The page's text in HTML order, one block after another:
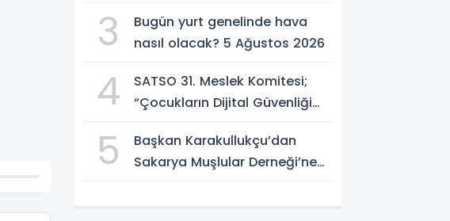
Yuva
3
Bugün yurt genelinde hava
nasıl olacak? 5 Ağustos 2026
4
SATSO 31. Meslek Komitesi;
“Çocukların Dijital Güvenliği
5
Başkan Karakullukçu’dan
Sakarya Muşlular Derneği’ne